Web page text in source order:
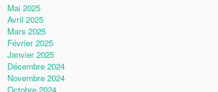
Mai 2025
Avril 2025
Mars 2025
Février 2025
Janvier 2025
Décembre 2024
Novembre 2024
Octobre 2024